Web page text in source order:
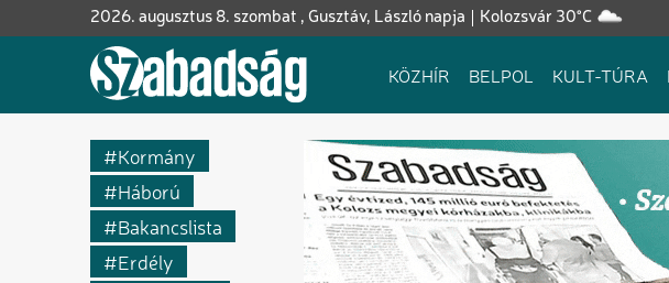
a
Kolozsvár 30°C
2026. augusztus 8. szombat , Gusztáv, László napja
Fő
KÖZHÍR BELPOL KULT-TÚRA
Kormány
Háború
Bakancslista
Erdély